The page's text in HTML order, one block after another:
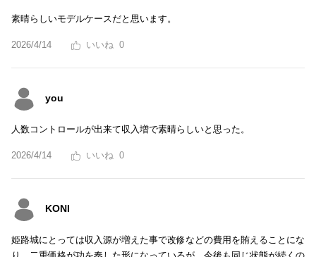
素晴らしいモデルケースだと思います。
2026/4/14 0
you
人数コントロールが出来て収入増で素晴らしいと思った。
2026/4/14 0
KONI
姫路城にとっては収入源が増えた事で改修などの費用を賄えることにな